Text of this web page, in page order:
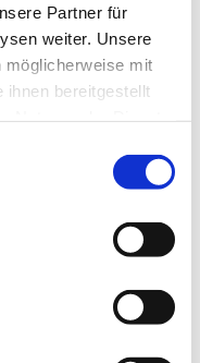
Partner für
weiter. Unsere
möglicherweise mit
ihnen bereitgestellt
im
(Ablauf in der
Praxis angepasst)
sowie